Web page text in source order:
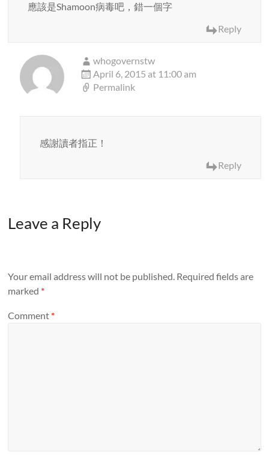
應該是Shamoon病毒吧，錯一個字
Reply
whogovernstw
April 6, 2015 at 11:00 am
Permalink
感謝讀者指正！
Reply
Leave a Reply
Your email address will not be published. Required fields are
marked *
Comment *